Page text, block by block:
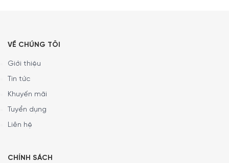
VỀ CHÚNG TÔI
Giới thiệu
Tin tức
Khuyến mãi
Tuyển dụng
Liên hệ
CHÍNH SÁCH